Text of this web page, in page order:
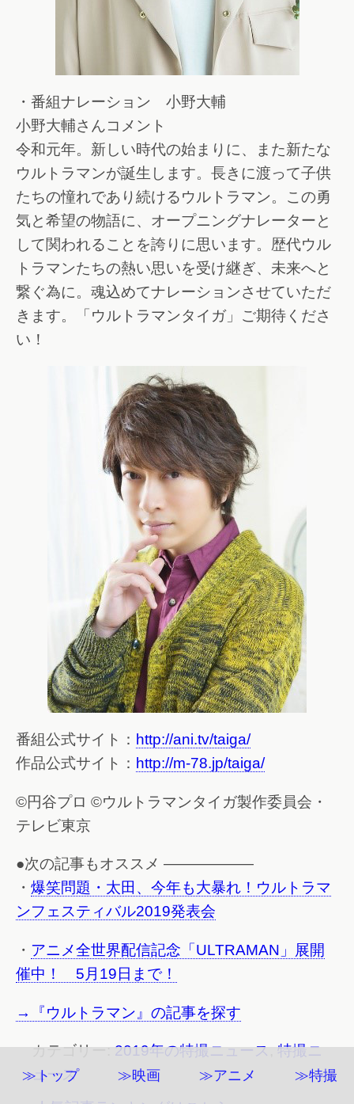
・番組ナレーション 小野大輔
小野大輔さんコメント
令和元年。新しい時代の始まりに、また新たな
ウルトラマンが誕生します。長きに渡って子供
たちの憧れであり続けるウルトラマン。この勇
気と希望の物語に、オープニングナレーターと
して関われることを誇りに思います。歴代ウル
トラマンたちの熱い思いを受け継ぎ、未来へと
繋ぐ為に。魂込めてナレーションさせていただ
きます。「ウルトラマンタイガ」ご期待くださ
い！
番組公式サイト： http://ani.tv/taiga/
作品公式サイト： http://m-78.jp/taiga/
©円谷プロ ©ウルトラマンタイガ製作委員会・
テレビ東京
●次の記事もオススメ ——————
・ 爆笑問題・太田、今年も大暴れ！ウルトラマ
ンフェスティバル2019発表会
・ アニメ全世界配信記念「ULTRAMAN」展開
催中！ 5月19日まで！
→『ウルトラマン』の記事を探す
カテゴリー:2019年の特撮ニュース,特撮ニ
ュース
≫トップ ≫映画 ≫アニメ ≫特撮